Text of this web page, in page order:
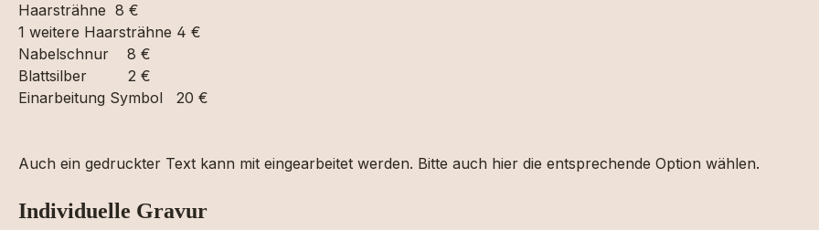
Haarsträhne 8 €
1 weitere Haarsträhne 4 €
Nabelschnur 8 €
Blattsilber 2 €
Einarbeitung Symbol 20 €
Auch ein gedruckter Text kann mit eingearbeitet werden. Bitte auch hier die entsprechende Option wählen.
Individuelle Gravur